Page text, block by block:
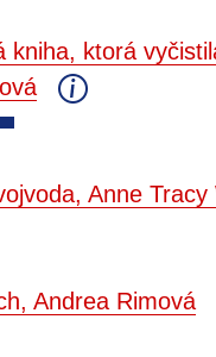
kniha, ktorá
Anne Tracy
Andrea Rimová